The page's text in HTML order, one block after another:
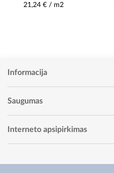
K5758
21,24 € / m2
Informacija
Saugumas
Interneto apsipirkimas